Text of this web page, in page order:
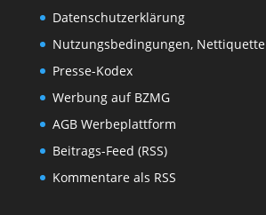
Datenschutzerklärung
Nutzungsbedingungen, Nettiquette
Presse-Kodex
Werbung auf BZMG
AGB Werbeplattform
Beitrags-Feed (RSS)
Kommentare als RSS